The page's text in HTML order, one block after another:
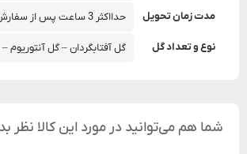
مدت زمان تحویل حدااکثر 3 ساعت پس از سفارش
نوع و تعداد گل گل آفتابگردان – گل آنتوریوم –
شما هم می‌توانید در مورد این کالا نظر